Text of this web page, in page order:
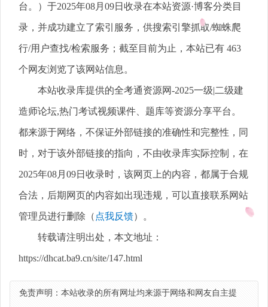
台。）于2025年08月09日收录在本站资源·博客分类目
录，并成功建立了索引服务，供搜索引擎抓取/蜘蛛爬
行/用户查找/检索服务；截至目前为止，本站已有 463
个网友浏览了该网站信息。
本站收录库提供的全考通资源网-2025一级|二级建
造师论坛,热门考试视频课件、题库等资源分享平台。
都来源于网络，不保证外部链接的准确性和完整性，同
时，对于该外部链接的指向，不由收录库实际控制，在
2025年08月09日收录时，该网页上的内容，都属于合规
合法，后期网页的内容如出现违规，可以直接联系网站
管理员进行删除（ 点我反馈）。
转载请注明出处，本文地址：
https://dhcat.ba9.cn/site/147.html
免责声明：本站收录的所有网址均来源于网络和网友自主提